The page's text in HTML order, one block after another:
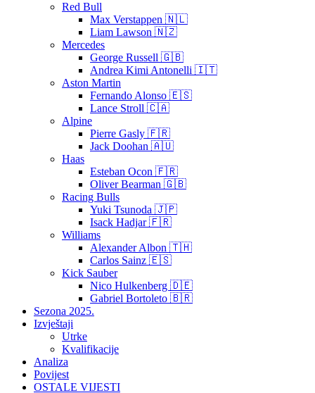
Red Bull
Max Verstappen 🇳🇱
Liam Lawson 🇳🇿
Mercedes
George Russell 🇬🇧
Andrea Kimi Antonelli 🇮🇹
Aston Martin
Fernando Alonso 🇪🇸
Lance Stroll 🇨🇦
Alpine
Pierre Gasly 🇫🇷
Jack Doohan 🇦🇺
Haas
Esteban Ocon 🇫🇷
Oliver Bearman 🇬🇧
Racing Bulls
Yuki Tsunoda 🇯🇵
Isack Hadjar 🇫🇷
Williams
Alexander Albon 🇹🇭
Carlos Sainz 🇪🇸
Kick Sauber
Nico Hulkenberg 🇩🇪
Gabriel Bortoleto 🇧🇷
Sezona 2025.
Izvještaji
Utrke
Kvalifikacije
Analiza
Povijest
OSTALE VIJESTI